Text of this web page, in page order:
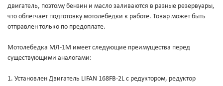
двигатель, поэтому бензин и масло заливаются в разные резервуары,
что облегчает подготовку мотолебедки к работе. Товар может быть
отправлен только по предоплате.
Мотолебедка МЛ-1М имеет следующие преимущества перед
существующими аналогами:
1. Установлен Двигатель LIFAN 168FB-2L с редуктором, редуктор